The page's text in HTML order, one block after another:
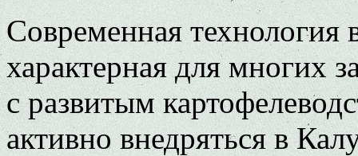
Современная технология
характерная для многих
с развитым
активно внедряться в